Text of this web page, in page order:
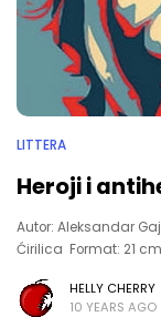
LITTERA
Heroji i
Autor: Aleksandar
Ćirilica Format: 21
HELLY CHERRY
10 YEARS AGO